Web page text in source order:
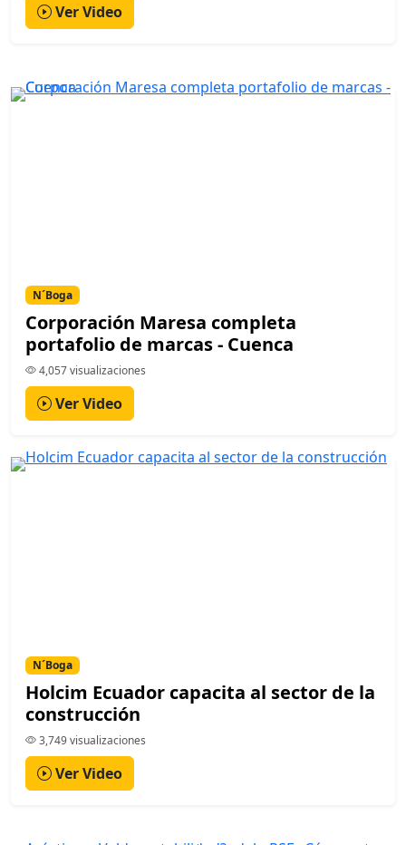
Ver Video
N´Boga
Corporación Maresa completa
portafolio de marcas - Cuenca
4,057 visualizaciones
Ver Video
N´Boga
Holcim Ecuador capacita al sector de la
construcción
3,749 visualizaciones
Ver Video